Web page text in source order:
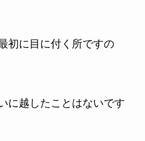
初に目に付く所ですの
に越したことはないです